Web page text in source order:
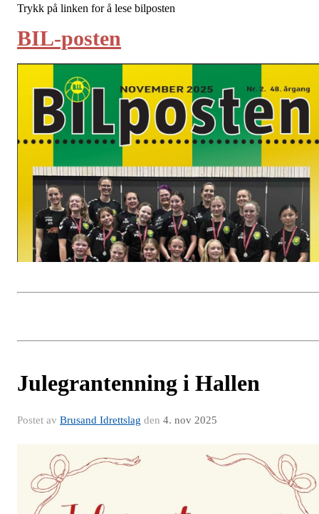
Trykk på linken for å lese bilposten
BIL-posten
Julegrantenning i Hallen
Postet av Brusand Idrettslag den 4. nov 2025